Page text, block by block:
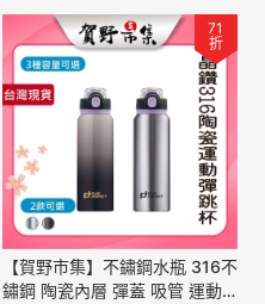
71
折
【賀野市集】不鏽鋼水瓶 316不
鏽鋼 陶瓷內層 彈蓋 吸管 運動